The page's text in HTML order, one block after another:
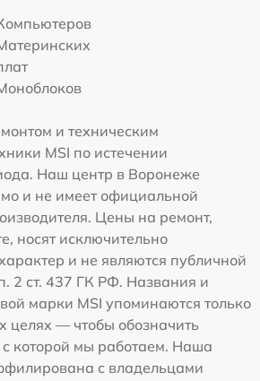
и техническим
MSI по истечении
Наш центр в Воронеже
и не имеет официальной
Цены на ремонт,
носят исключительно
и не являются публичной
2 ст. 437 ГК РФ. Названия и
марки MSI упоминаются только
— чтобы обозначить
с которой мы работаем. Наша
с владельцами